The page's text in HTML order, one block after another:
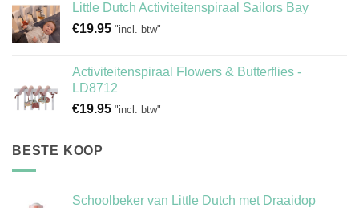
Little Dutch Activiteitenspiraal Sailors Bay
€19.95 "incl. btw"
Activiteitenspiraal Flowers & Butterflies -
LD8712
€19.95 "incl. btw"
BESTE KOOP
Schoolbeker van Little Dutch met Draaidop